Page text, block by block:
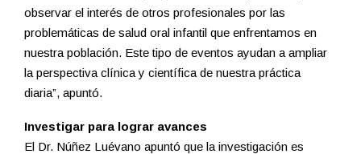
observar el interés de otros profesionales por las
problemáticas de salud oral infantil que enfrentamos en
nuestra población. Este tipo de eventos ayudan a ampliar
la perspectiva clínica y científica de nuestra práctica
diaria”, apuntó.
Investigar para lograr avances
El Dr. Núñez Luévano apuntó que la investigación es